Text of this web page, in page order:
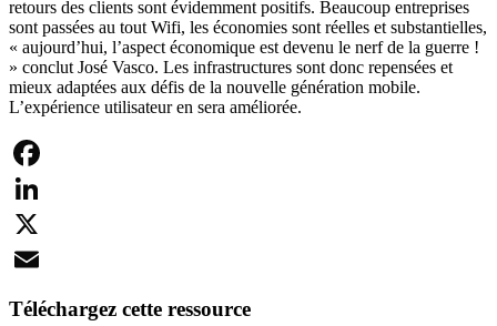
retours des clients sont évidemment positifs. Beaucoup entreprises
sont passées au tout Wifi, les économies sont réelles et substantielles,
« aujourd’hui, l’aspect économique est devenu le nerf de la guerre !
» conclut José Vasco. Les infrastructures sont donc repensées et
mieux adaptées aux défis de la nouvelle génération mobile.
L’expérience utilisateur en sera améliorée.
Facebook
LinkedIn
X
Téléchargez cette ressource